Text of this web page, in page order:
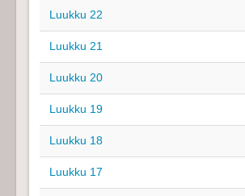
Luukku 22
Luukku 21
Luukku 20
Luukku 19
Luukku 18
Luukku 17